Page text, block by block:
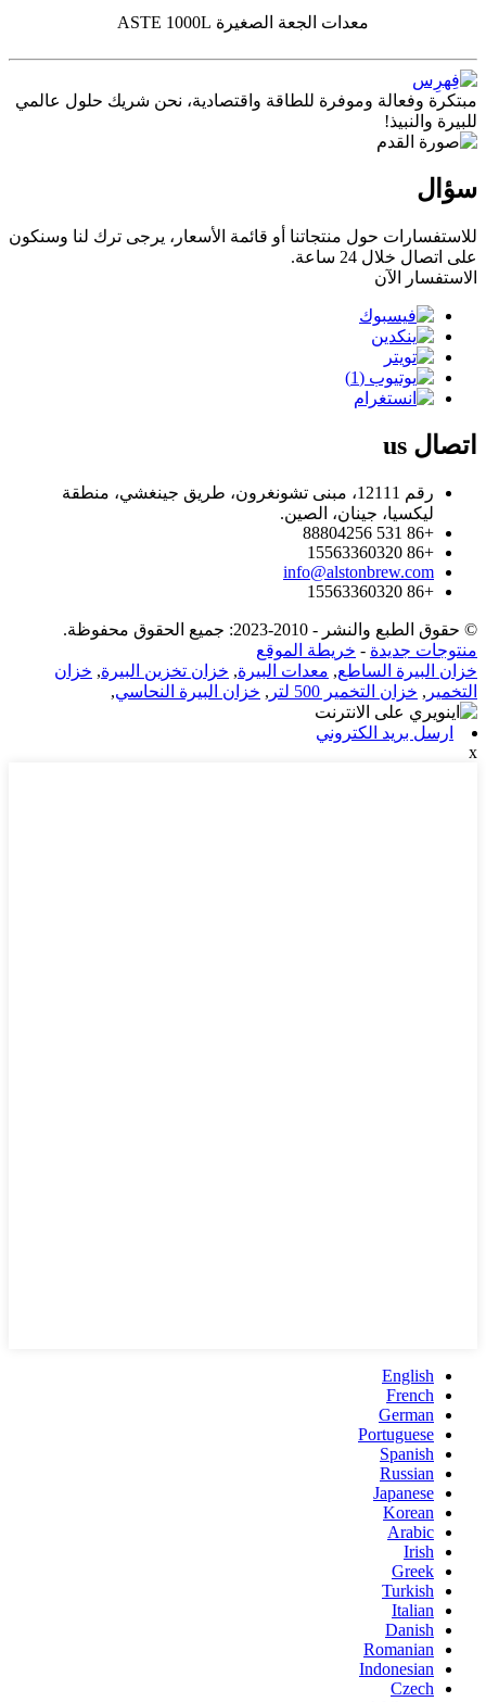
معدات الجعة الصغيرة ASTE 1000L
مبتكرة وفعالة وموفرة للطاقة واقتصادية، نحن شريك حلول عالمي
للبيرة والنبيذ!
سؤال
للاستفسارات حول منتجاتنا أو قائمة الأسعار، يرجى ترك لنا وسنكون
على اتصال خلال 24 ساعة.
الاستفسار الآن
اتصال
رقم 12111، مبنى تشونغرون، طريق جينغشي، منطقة
ليكسيا، جينان، الصين.
+86 531 88804256
+86 15563360320
info@alstonbrew.com
+86 15563360320
© حقوق الطبع والنشر - 2010-2023: جميع الحقوق محفوظة.
منتوجات جديدة - خريطة الموقع
خزان البيرة الساطع, معدات البيرة, خزان تخزين البيرة, خزان
التخمير , خزان التخمير 500 لتر , خزان البيرة النحاسي,
ارسل بريد الكتروني
x
English
French
German
Portuguese
Spanish
Russian
Japanese
Korean
Arabic
Irish
Greek
Turkish
Italian
Danish
Romanian
Indonesian
Czech